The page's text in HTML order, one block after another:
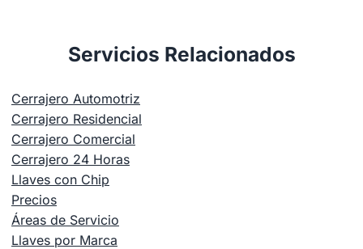
Servicios Relacionados
Cerrajero Automotriz
Cerrajero Residencial
Cerrajero Comercial
Cerrajero 24 Horas
Llaves con Chip
Precios
Áreas de Servicio
Llaves por Marca